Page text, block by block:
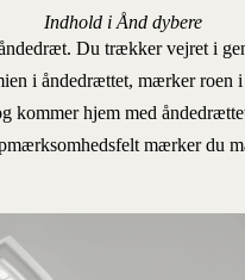
Indhold i Ånd dybere
Du trækker vejret i
i åndedrættet, mærker
kommer hjem med
mærker du